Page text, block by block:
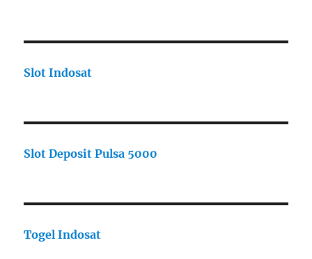
Slot Indosat
Slot Deposit Pulsa 5000
Togel Indosat